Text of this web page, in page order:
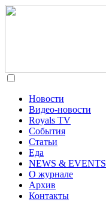
Новости
Видео-новости
Royals TV
События
Статьи
Еда
NEWS & EVENTS
О журнале
Архив
Контакты